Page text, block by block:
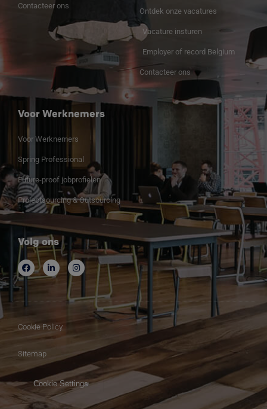
Contacteer ons
Ontdek onze vacatures
Vacature insturen
Employer of record Belgium
Contacteer ons
Voor Werknemers
Voor Werknemers
Spring Professional
Future-proof jobprofielen
Projectsourcing & Outsourcing
Volg ons
Cookie Policy
Sitemap
Cookie Settings